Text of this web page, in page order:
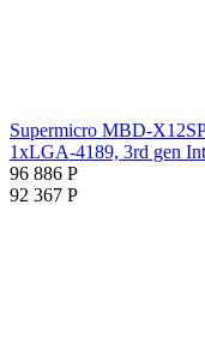
Supermicro MBD-
1xLGA-4189, 3rd gen
96 886 Р
92 367 Р